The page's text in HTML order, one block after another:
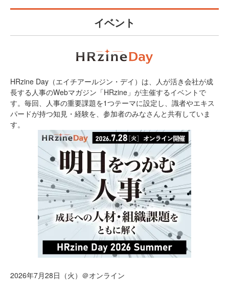
イベント
HRzine Day（エイチアールジン・デイ）は、人が活き会社が成
長する人事のWebマガジン「HRzine」が主催するイベントで
す。毎回、人事の重要課題を1つテーマに設定し、識者やエキス
パードが持つ知見・経験を、参加者のみなさんと共有していま
す。
2026年7月28日（火）＠オンライン